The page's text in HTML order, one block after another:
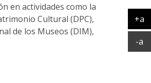
en actividades como la
Cultural (DPC),
de los Museos (DIM),
+a
-a